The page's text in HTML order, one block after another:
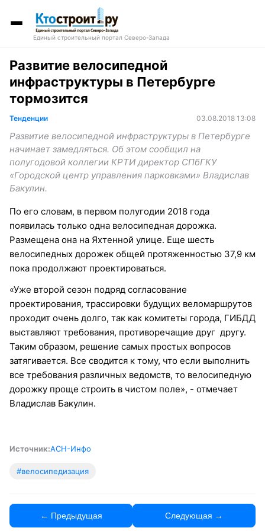
Единый строительный портал Северо-Запада
Развитие велосипедной
инфраструктуры в Петербурге
тормозится
Тенденции 03.08.2018 13:08
Развитие велосипедной инфраструктуры в Петербурге
начинает замедляться. Об этом сообщил на
полугодовой коллегии КРТИ директор СПбГКУ
«Городской центр управления парковками» Владислав
Бакулин.
По его словам, в первом полугодии 2018 года
появилась только одна велосипедная дорожка.
Размещена она на Яхтенной улице. Еще шесть
велосипедных дорожек общей протяженностью 37,9 км
пока продолжают проектироваться.
«Уже второй сезон подряд согласование
проектирования, трассировки будущих веломаршрутов
проходит очень долго, так как комитеты города, ГИБДД
выставляют требования, противоречащие друг другу.
Таким образом, решение самых простых вопросов
затягивается. Все сводится к тому, что если выполнить
все требования различных ведомств, то велосипедную
дорожку проще строить в чистом поле», - отмечает
Владислав Бакулин.
Источник:АСН-Инфо
#велосипедизация
← Предыдущая Следующая →